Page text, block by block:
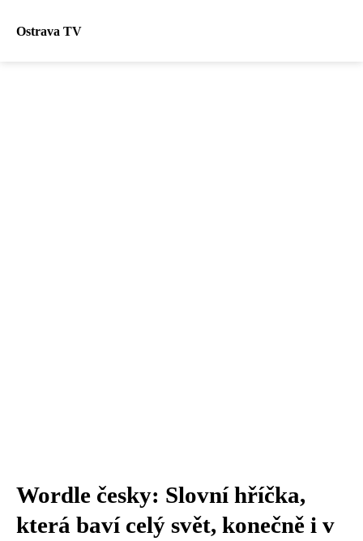
Ostrava TV
Wordle česky: Slovní hříčka,
která baví celý svět, konečně i v